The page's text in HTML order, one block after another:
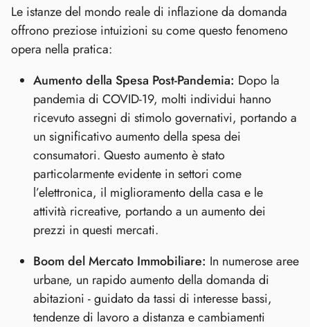
Le istanze del mondo reale di inflazione da domanda
offrono preziose intuizioni su come questo fenomeno
opera nella pratica:
Aumento della Spesa Post-Pandemia: Dopo la
pandemia di COVID-19, molti individui hanno
ricevuto assegni di stimolo governativi, portando a
un significativo aumento della spesa dei
consumatori. Questo aumento è stato
particolarmente evidente in settori come
l’elettronica, il miglioramento della casa e le
attività ricreative, portando a un aumento dei
prezzi in questi mercati.
Boom del Mercato Immobiliare: In numerose aree
urbane, un rapido aumento della domanda di
abitazioni - guidato da tassi di interesse bassi,
tendenze di lavoro a distanza e cambiamenti